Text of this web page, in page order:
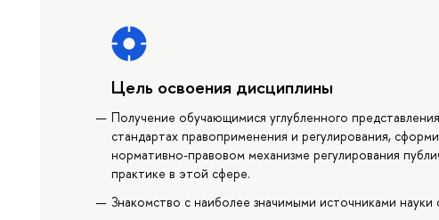
Цель освоения дисциплины
Получение обучающимися углубленного
стандартах правоприменения и регулирования,
нормативно-правовом механизме регулирования
практике в этой сфере.
Знакомство с наиболее значимыми источниками